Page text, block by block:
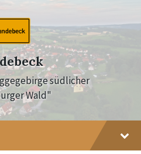
südlicher
Wald"